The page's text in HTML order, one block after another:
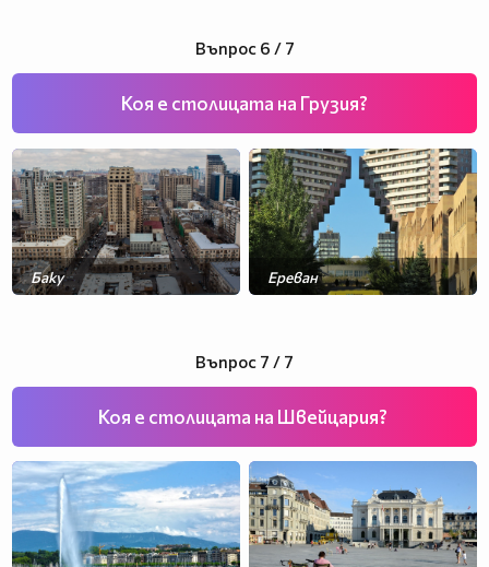
Въпрос 6 / 7
Коя е столицата на Грузия?
Баку Ереван
Тбилиси Батуми
Въпрос 7 / 7
Коя е столицата на Швейцария?